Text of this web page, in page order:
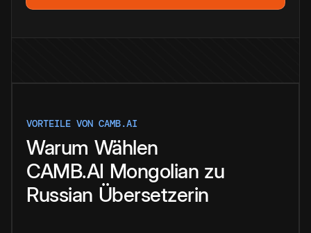
VORTEILE VON CAMB.AI
Warum Wählen
CAMB.AI Mongolian zu
Russian Übersetzerin